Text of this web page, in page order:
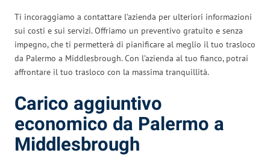
Ti incoraggiamo a contattare l’azienda per ulteriori informazioni
sui costi e sui servizi. Offriamo un preventivo gratuito e senza
impegno, che ti permetterà di pianificare al meglio il tuo trasloco
da Palermo a Middlesbrough. Con l’azienda al tuo fianco, potrai
affrontare il tuo trasloco con la massima tranquillità.
Carico aggiuntivo
economico da Palermo a
Middlesbrough